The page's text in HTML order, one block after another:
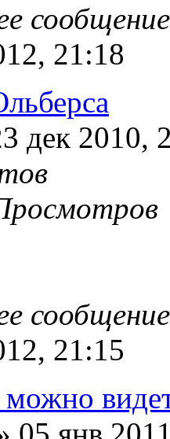
21:18
дек 2010,
21:15
можно